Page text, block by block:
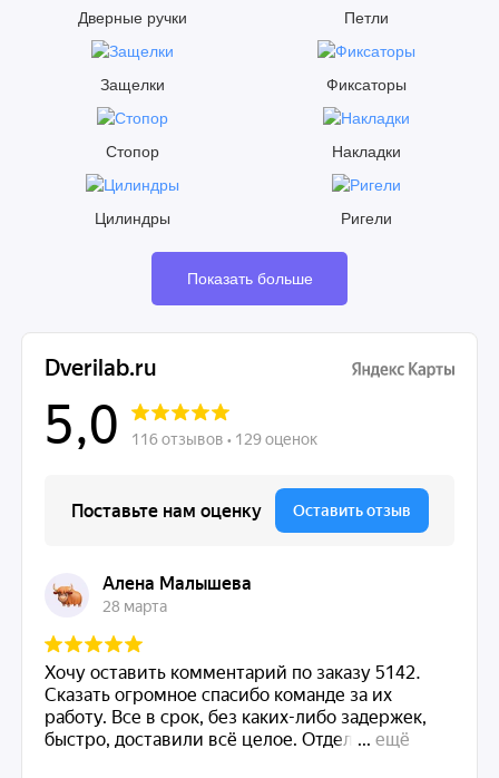
Дверные ручки Петли
Защелки Фиксаторы
Стопор Накладки
Цилиндры Ригели
Показать больше